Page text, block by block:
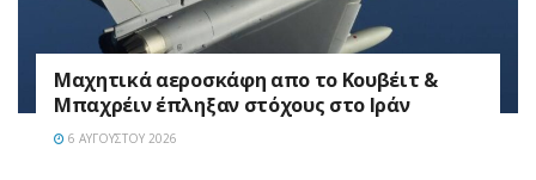
Mαχητικά αεροσκάφη απο το Κουβέιτ &
Μπαχρέιν έπληξαν στόχους στο Ιράν
6 ΑΥΓΟΎΣΤΟΥ 2026